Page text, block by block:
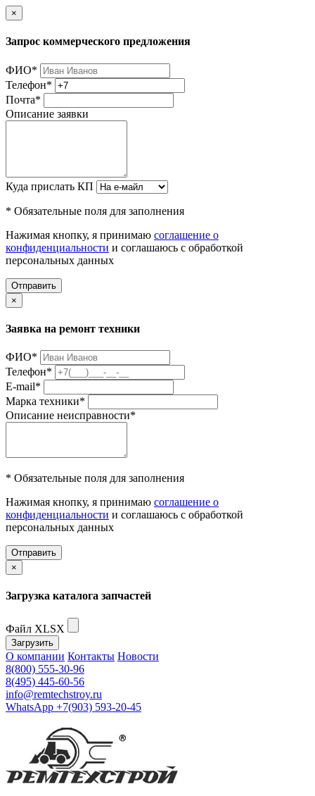
×
Запрос коммерческого предложения
ФИО*
Телефон*
Почта*
Описание заявки
Куда прислать КП
* Обязательные поля для заполнения
Нажимая кнопку, я принимаю соглашение о
конфиденциальности и соглашаюсь с обработкой
персональных данных
Отправить
×
Заявка на ремонт техники
ФИО*
Телефон*
E-mail*
Марка техники*
Описание неисправности*
* Обязательные поля для заполнения
Нажимая кнопку, я принимаю соглашение о
конфиденциальности и соглашаюсь с обработкой
персональных данных
Отправить
×
Загрузка каталога запчастей
Файл XLSX
Загрузить
О компании Контакты Новости
8(800) 555-30-96
8(495) 445-60-56
info@remtechstroy.ru
WhatsApp +7(903) 593-20-45